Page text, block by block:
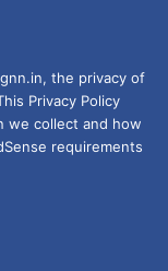
the privacy of
Privacy Policy
we collect and how
requirements